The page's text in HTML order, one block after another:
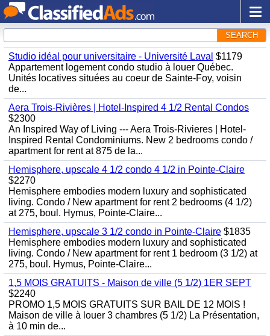
SEARCH
Studio idéal pour universitaire - Université Laval $1179
Appartement logement condo studio à louer Québec.
Unités locatives situées au coeur de Sainte-Foy, voisin
de...
Aera Trois-Rivières | Hotel-Inspired 4 1/2 Rental Condos
$2300
An Inspired Way of Living --- Aera Trois-Rivieres | Hotel-
Inspired Rental Condominiums. New 2 bedrooms condo /
apartment for rent at 875 de la...
Hemisphere, upscale 4 1/2 condo 4 1/2 in Pointe-Claire
$2270
Hemisphere embodies modern luxury and sophisticated
living. Condo / New apartment for rent 2 bedrooms (4 1/2)
at 275, boul. Hymus, Pointe-Claire...
Hemisphere, upscale 3 1/2 condo in Pointe-Claire $1835
Hemisphere embodies modern luxury and sophisticated
living. Condo / New apartment for rent 1 bedroom (3 1/2) at
275, boul. Hymus, Pointe-Claire...
1,5 MOIS GRATUITS - Maison de ville (5 1/2) 1ER SEPT
$2240
PROMO 1,5 MOIS GRATUITS SUR BAIL DE 12 MOIS !
Maison de ville à louer 3 chambres (5 1/2) La Présentation,
à 10 min de...